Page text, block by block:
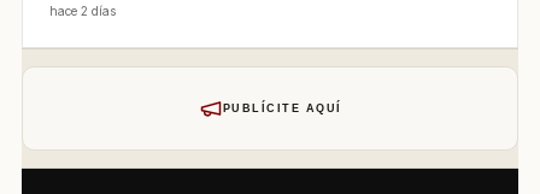
hace 2 días
PUBLÍCITE AQUÍ